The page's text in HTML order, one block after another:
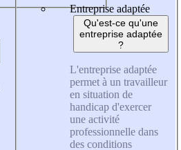
Entreprise adaptée
Qu'est-ce qu'une
entreprise adaptée
?
L'entreprise adaptée
permet à un travailleur
en situation de
handicap d'exercer
une activité
professionnelle dans
des conditions